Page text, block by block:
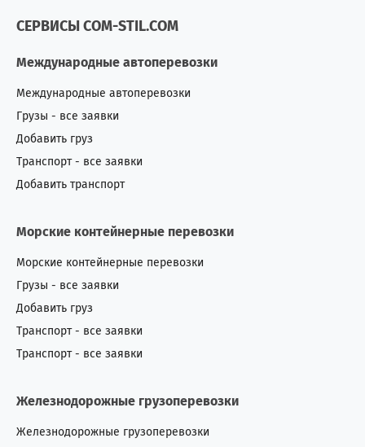
СЕРВИСЫ COM-STIL.COM
Международные автоперевозки
Международные автоперевозки
Грузы - все заявки
Добавить груз
Транспорт - все заявки
Добавить транспорт
Морские контейнерные перевозки
Морские контейнерные перевозки
Грузы - все заявки
Добавить груз
Транспорт - все заявки
Транспорт - все заявки
Железнодорожные грузоперевозки
Железнодорожные грузоперевозки